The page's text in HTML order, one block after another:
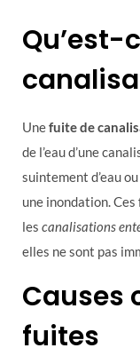
Qu’est-
Unefuite de
de l’eau d’une
suintement d’eau
une inondation.
les canalisations
elles ne sont pas
Causes
fuites